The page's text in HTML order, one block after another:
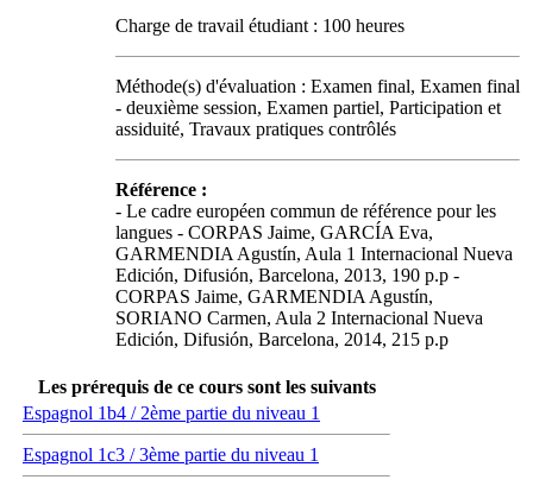
Charge de travail étudiant : 100 heures
Méthode(s) d'évaluation : Examen final, Examen final
- deuxième session, Examen partiel, Participation et
assiduité, Travaux pratiques contrôlés
Référence :
- Le cadre européen commun de référence pour les
langues - CORPAS Jaime, GARCÍA Eva,
GARMENDIA Agustín, Aula 1 Internacional Nueva
Edición, Difusión, Barcelona, 2013, 190 p.p -
CORPAS Jaime, GARMENDIA Agustín,
SORIANO Carmen, Aula 2 Internacional Nueva
Edición, Difusión, Barcelona, 2014, 215 p.p
Les prérequis de ce cours sont les suivants
Espagnol 1b4 / 2ème partie du niveau 1
Espagnol 1c3 / 3ème partie du niveau 1